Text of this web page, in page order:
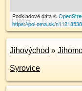
100 m
Podkladové dáta ©
https://poi.oma.sk/
Jihovýchod »
Syrovice